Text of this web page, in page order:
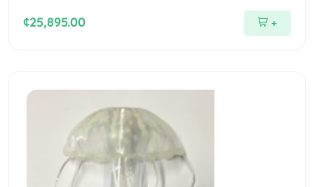
¢25,895.00 +